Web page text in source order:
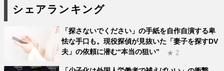
シェアランキング
「探さないでください」の手紙を自作自演する卑
怯な手口も。現役探偵が見抜いた「妻子を探すDV
夫」の依頼に潜む“本当の狙い”
★ 2